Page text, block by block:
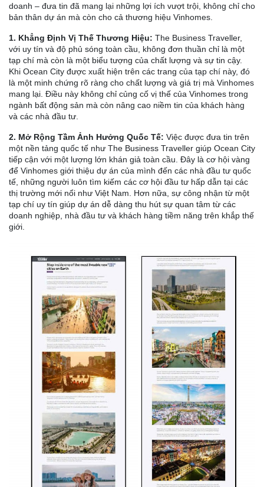
doanh – đưa tin đã mang lại những lợi ích vượt trội, không chỉ cho
bản thân dự án mà còn cho cả thương hiệu Vinhomes.
1. Khẳng Định Vị Thế Thương Hiệu: The Business Traveller,
với uy tín và độ phủ sóng toàn cầu, không đơn thuần chỉ là một
tạp chí mà còn là một biểu tượng của chất lượng và sự tin cậy.
Khi Ocean City được xuất hiện trên các trang của tạp chí này, đó
là một minh chứng rõ ràng cho chất lượng và giá trị mà Vinhomes
mang lại. Điều này không chỉ củng cố vị thế của Vinhomes trong
ngành bất động sản mà còn nâng cao niềm tin của khách hàng
và các nhà đầu tư.
2. Mở Rộng Tầm Ảnh Hưởng Quốc Tế: Việc được đưa tin trên
một nền tảng quốc tế như The Business Traveller giúp Ocean City
tiếp cận với một lượng lớn khán giả toàn cầu. Đây là cơ hội vàng
để Vinhomes giới thiệu dự án của mình đến các nhà đầu tư quốc
tế, những người luôn tìm kiếm các cơ hội đầu tư hấp dẫn tại các
thị trường mới nổi như Việt Nam. Hơn nữa, sự công nhận từ một
tạp chí uy tín giúp dự án dễ dàng thu hút sự quan tâm từ các
doanh nghiệp, nhà đầu tư và khách hàng tiềm năng trên khắp thế
giới.